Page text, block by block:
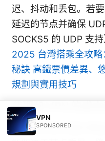
迟、抖动和丢包。若
延迟的节点并确保
SOCKS5 的 UDP 支持
2025 台灣搭乘全攻
秘訣 高鐵票價差異、
規劃與實用技巧
代理和 VPN 的成本
VPN 通常提供整机覆
VPN
SPONSORED